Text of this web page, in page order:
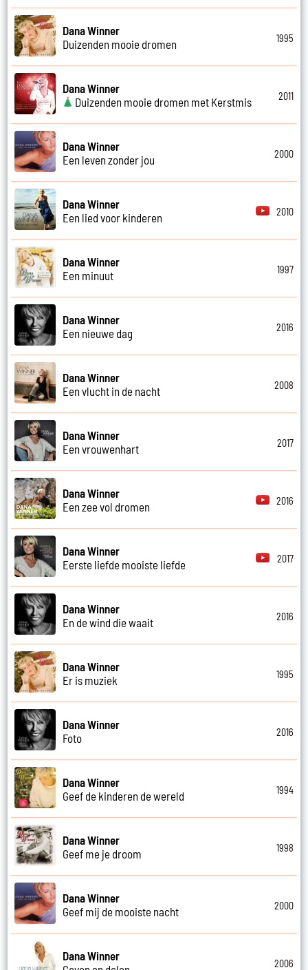
Dana Winner
Duizenden mooie dromen
1995
Dana Winner
Duizenden mooie dromen met Kerstmis
2011
Dana Winner
Een leven zonder jou
2000
Dana Winner
Een lied voor kinderen
2010
Dana Winner
Een minuut
1997
Dana Winner
Een nieuwe dag
2016
Dana Winner
Een vlucht in de nacht
2008
Dana Winner
Een vrouwenhart
2017
Dana Winner
Een zee vol dromen
2016
Dana Winner
Eerste liefde mooiste liefde
2017
Dana Winner
En de wind die waait
2016
Dana Winner
Er is muziek
1995
Dana Winner
Foto
2016
Dana Winner
Geef de kinderen de wereld
1994
Dana Winner
Geef me je droom
1998
Dana Winner
Geef mij de mooiste nacht
2000
Dana Winner
2006